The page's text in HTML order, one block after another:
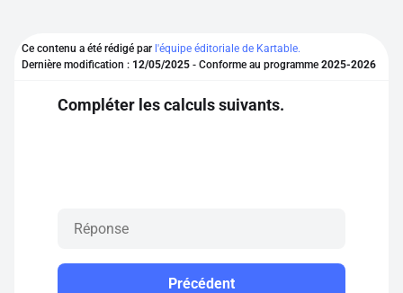
Se connecter
Ce contenu a été rédigé par l'équipe éditoriale de Kartable.
Dernière modification : 12/05/2025 - Conforme au programme 2025-2026
Compléter les calculs suivants.
Précédent